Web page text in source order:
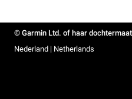
© Garmin Ltd. of haar
Nederland | Netherlands